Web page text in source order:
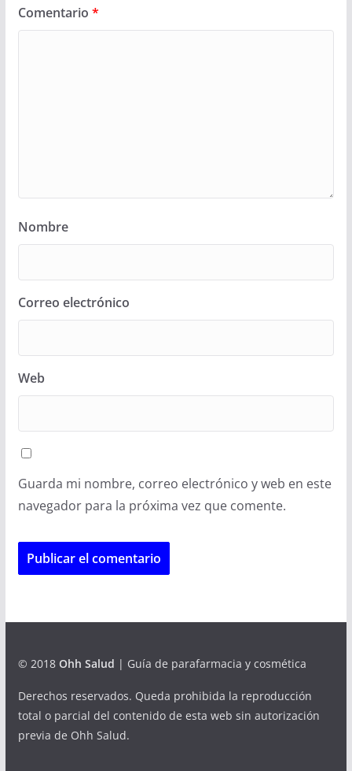
Comentario *
Nombre
Correo electrónico
Web
Guarda mi nombre, correo electrónico y web en este
navegador para la próxima vez que comente.
© 2018 Ohh Salud | Guía de parafarmacia y cosmética
Derechos reservados. Queda prohibida la reproducción
total o parcial del contenido de esta web sin autorización
previa de Ohh Salud.